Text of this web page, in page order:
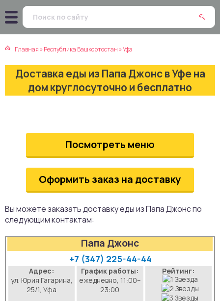
Главная »Республика Башкортостан »Уфа
Доставка еды из Папа Джонс в Уфе на
дом круглосуточно и бесплатно
Посмотреть меню
Оформить заказ на доставку
Вы можете заказать доставку еды из Папа Джонс по
следующим контактам:
Папа Джонс
+7 (347) 225-44-44
Адрес:
ул. Юрия Гагарина,
25/1, Уфа
График работы:
ежедневно, 11:00–
23:00
Рейтинг:
кухня
кухня
кухня